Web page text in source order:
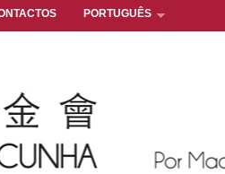
PORTUGUÊS